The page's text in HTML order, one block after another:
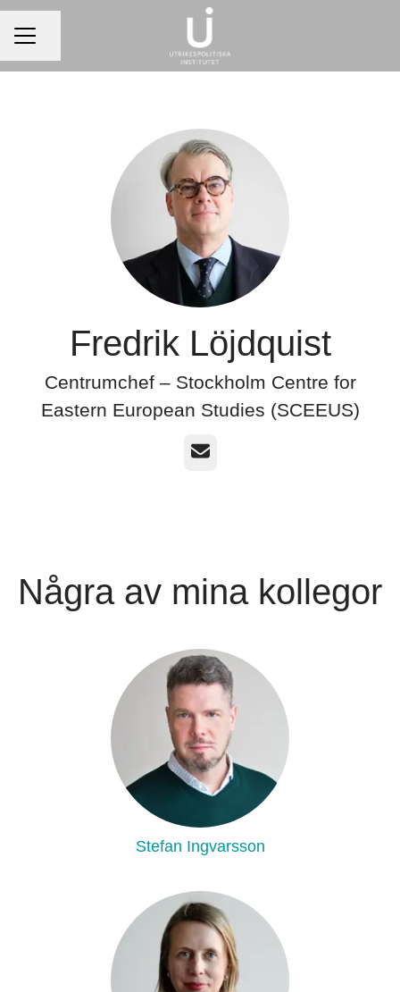
Karriärmeny
Dela sidan
Fredrik Löjdquist
Centrumchef – Stockholm Centre for
Eastern European Studies (SCEEUS)
E-post
Några av mina kollegor
Stefan Ingvarsson